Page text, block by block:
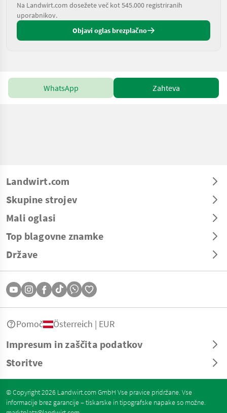
Na Landwirt.com dosežete več kot 545.000 registriranih
uporabnikov.
Objavi oglas brezplačno
WhatsApp Zahteva
Landwirt.com
Skupine strojev
Mali oglasi
Top blagovne znamke
Države
Impresum in zaščita podatkov
Storitve
Pomoč Österreich | EUR
© Copyright 2026 Landwirt.com GmbH Vse pravice pridržane. Vse
informacije brez garancije – tiskarske in tipografske napake so možne.